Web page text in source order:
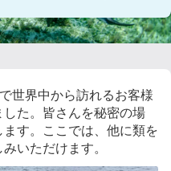
世界中から訪れるお客様
た。皆さんを秘密の場
す。ここでは、他に類を
いただけます。